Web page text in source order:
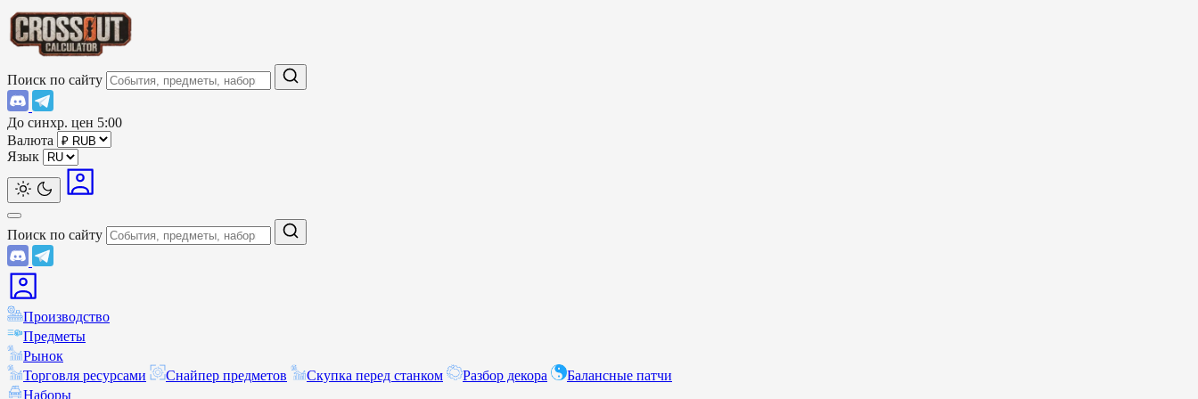
Поиск по сайту
До синхр. цен 5:00
Валюта
Язык
Поиск по сайту
Производство
Предметы
Рынок
Торговля ресурсами
Снайпер предметов Скупка перед станком Разбор декора
Балансные патчи
Наборы